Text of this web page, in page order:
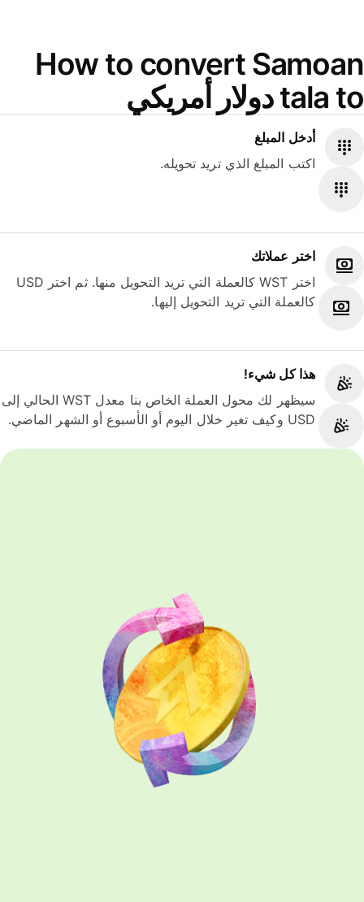
How to convert Samoan
tala to دولار أمريكي
أدخل المبلغ
اكتب المبلغ الذي تريد تحويله.
اختر عملاتك
اختر WST كالعملة التي تريد التحويل منها. ثم اختر USD
كالعملة التي تريد التحويل إليها.
هذا كل شيء‎!
سيظهر لك محول العملة الخاص بنا معدل WST الحالي إلى
USD وكيف تغير خلال اليوم أو الأسبوع أو الشهر الماضي.